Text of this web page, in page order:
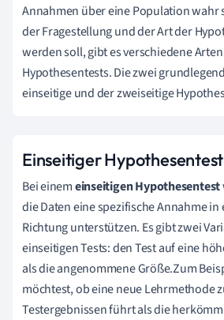
Annahmen über eine Population wahr
der Fragestellung und der Art der
werden soll, gibt es verschiedene
Hypothesentests. Die zwei
einseitige und der zweiseitige
Einseitiger Hypothesentest
Bei einemeinseitigen Hypothesentest
die Daten eine spezifische Annahme
Richtung unterstützen. Es gibt zwei
einseitigen Tests: den Test auf eine
als die angenommene Größe.Zum
möchtest, ob eine neue Lehrmethode
Testergebnissen führt als die